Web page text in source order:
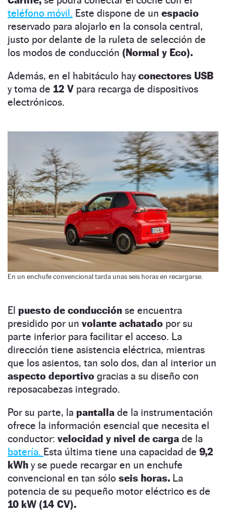
teléfono móvil. Este dispone de un espacio
reservado para alojarlo en la consola central,
justo por delante de la ruleta de selección de
los modos de conducción (Normal y Eco).
Además, en el habitáculo hayconectores USB
y toma de 12 V para recarga de dispositivos
electrónicos.
En un enchufe convencional tarda unas seis horas en recargarse.
El puesto de conducción se encuentra
presidido por un volante achatado por su
parte inferior para facilitar el acceso. La
dirección tiene asistencia eléctrica, mientras
que los asientos, tan solo dos, dan al interior un
aspecto deportivo gracias a su diseño con
reposacabezas integrado.
Por su parte, la pantalla de la instrumentación
ofrece la información esencial que necesita el
conductor: velocidad y nivel de carga de la
batería. Esta última tiene una capacidad de 9,2
kWh y se puede recargar en un enchufe
convencional en tan sólo seis horas. La
potencia de su pequeño motor eléctrico es de
10 kW (14 CV).